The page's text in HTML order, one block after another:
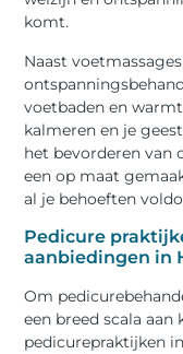
komt.
Naast
voetbaden en
kalmeren en je
het bevorderen van
een op maat
al je behoeften
Pedicure
aanbiedingen in
Om
een breed scala aan
pedicurepraktijken